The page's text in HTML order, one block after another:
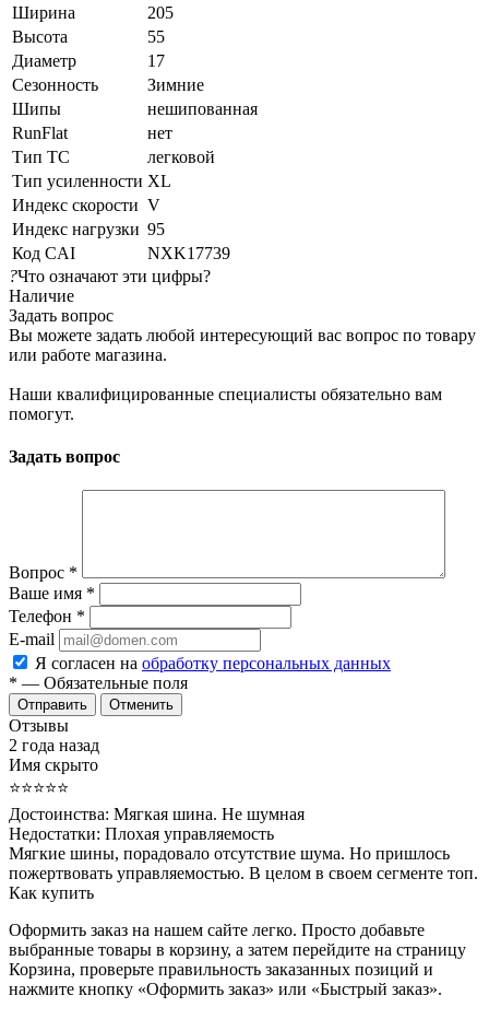
Ширина
205
Высота
55
Диаметр
17
Сезонность
Зимние
Шипы
нешипованная
RunFlat
нет
Тип ТС
легковой
Тип усиленности XL
Индекс скорости V
Индекс нагрузки 95
Код CAI
NXK17739
?Что означают эти цифры?
Наличие
Задать вопрос
Вы можете задать любой интересующий вас вопрос по товару
или работе магазина.
Наши квалифицированные специалисты обязательно вам
помогут.
Задать вопрос
Вопрос *
Ваше имя *
Телефон *
E-mail
Я согласен на обработку персональных данных
* — Обязательные поля
Отменить
Отзывы
2 года назад
Имя скрыто
⭐⭐⭐⭐⭐
Достоинства: Мягкая шина. Не шумная
Недостатки: Плохая управляемость
Мягкие шины, порадовало отсутствие шума. Но пришлось
пожертвовать управляемостью. В целом в своем сегменте топ.
Как купить
Оформить заказ на нашем сайте легко. Просто добавьте
выбранные товары в корзину, а затем перейдите на страницу
Корзина, проверьте правильность заказанных позиций и
нажмите кнопку «Оформить заказ» или «Быстрый заказ».